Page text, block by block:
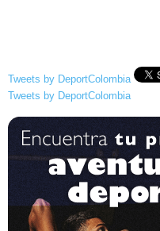
Tweets by DeportColombia
Tweets by DeportColombia